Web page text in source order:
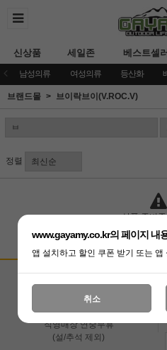
신상품 세일존 베스트셀러
남성의류 여성의류 등산화
브랜드몰 브이락브이(V.ROC.V)
정렬
상품 준비
고객상담센터
온라인 : 02-3409-0337
직영매장 : 02-3409-0339
직영매장 연중무휴
(설/추석 제외)
www.gayamy.co.kr의 페이지 내
앱 설치하고 할인 쿠폰 받기 또는 앱
취소